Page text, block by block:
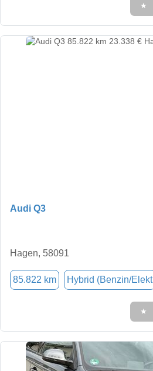
★
Audi Q3
Hagen, 58091
85.822 km Hybrid (Benzin/Elekt
★